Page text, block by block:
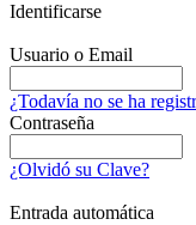
Identificarse
Usuario o Email
¿Todavía no se ha
Contraseña
¿Olvidó su Clave?
Entrada automática